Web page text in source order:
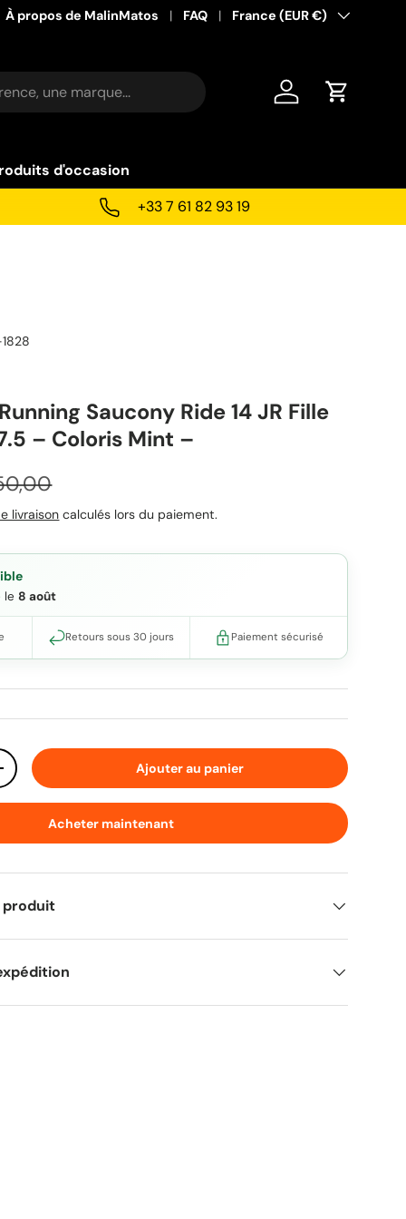
À propos de MalinMatos FAQ Pays
France (EUR €)
Se connecter
Panier
d'occasion
+33 7 61 82 93 19
Saucony Ride 14 JR Fille
– Coloris Mint –
habituel
livraison calculés lors du paiement.
le8 août
Retours sous 30 jours Paiement sécurisé
la quantitéAjouter au panier
Acheter maintenant
produit